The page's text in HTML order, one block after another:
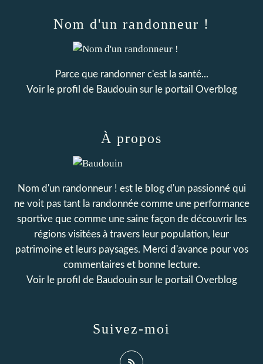
Nom d'un randonneur !
Parce que randonner c'est la santé...
Voir le profil de Baudouinsur le portail Overblog
Suivez-moi
À propos
Nom d'un randonneur ! est le blog d'un passionné qui
ne voit pas tant la randonnée comme une performance
sportive que comme une saine façon de découvrir les
régions visitées à travers leur population, leur
patrimoine et leurs paysages. Merci d'avance pour vos
commentaires et bonne lecture.
Voir le profil de Baudouinsur le portail Overblog